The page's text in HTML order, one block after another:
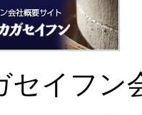
セイフン